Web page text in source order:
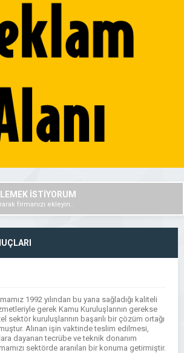
İSTİYORUM
firmanızı ekleyin..
1992 yılından bu yana sağladığı kaliteli
gerek Kamu Kuruluşlarının gerekse
sektör kuruluşlarının başarılı bir çözüm ortağı
Alınan işin vaktinde teslim edilmesi,
dayanan tecrübe ve teknik donanım
sektörde aranılan bir konuma getirmiştir.